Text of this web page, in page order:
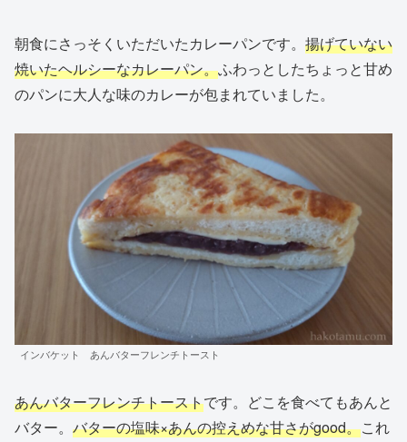
朝食にさっそくいただいたカレーパンです。 揚げていない
焼いたヘルシーなカレーパン。ふわっとしたちょっと甘め
のパンに大人な味のカレーが包まれていました。
インバケット あんバターフレンチトースト
あんバターフレンチトーストです。どこを食べてもあんと
バター。 バターの塩味×あんの控えめな甘さがgood。これ